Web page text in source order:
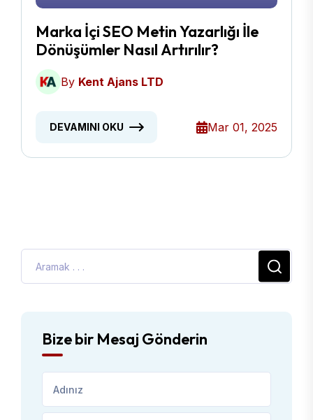
Marka İçi SEO Metin Yazarlığı İle
Dönüşümler Nasıl Artırılır?
By Kent Ajans LTD
DEVAMINI OKU Mar 01, 2025
Bize bir Mesaj Gönderin